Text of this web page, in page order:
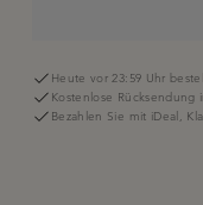
Heute vor 23:59 Uhr
Kostenlose Rücksendung
Bezahlen Sie mit iDeal,